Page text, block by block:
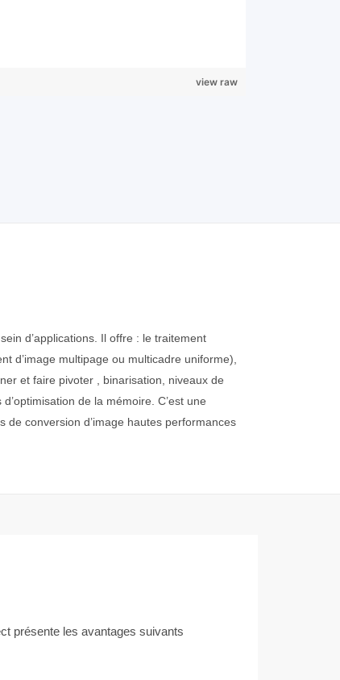
view raw
d’applications. Il offre : le traitement
d’image multipage ou multicadre uniforme),
et faire pivoter , binarisation, niveaux de
de la mémoire. C’est une
de conversion d’image hautes performances
présente les avantages suivants